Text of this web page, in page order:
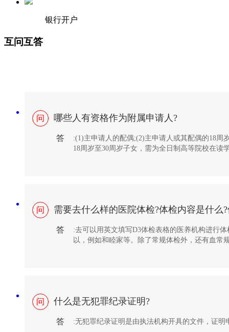
银行开户
互问互答
问 哪些人有资格作为附属申请人?
答
:(1)主申请人的配偶;(2)主申请人或其配偶的18周
18周岁至30周岁子女，需为全日制高等院校在读
问 需要去什么样的医院体检?体检内容是什么?体检
答
:去可以用英文填写D3体检表格的医养机构进行
以，例如和睦家等。除了常规体检外，还有血常
问 什么是无犯罪纪录证明?
答 :无犯罪纪录证明是由执法机构开具的文件，证明